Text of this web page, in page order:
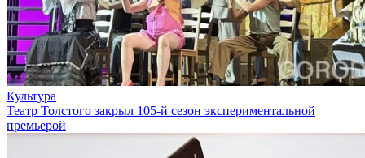
Культура
Театр Толстого закрыл 105-й сезон экспериментальной
премьерой